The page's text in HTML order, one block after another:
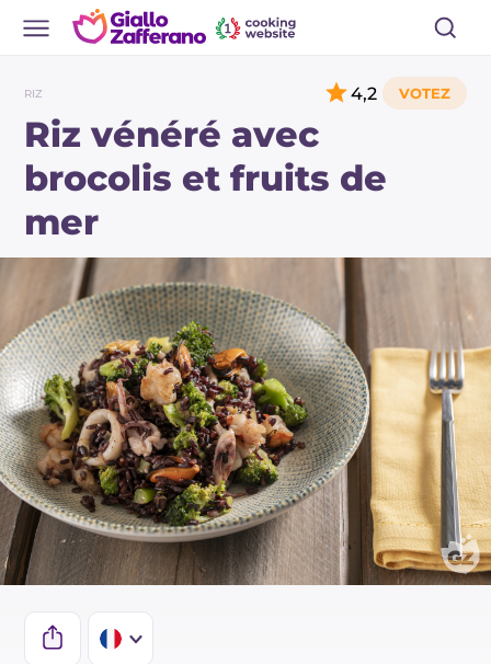
RIZ
Riz vénéré avec
brocolis et fruits de
mer
4,2